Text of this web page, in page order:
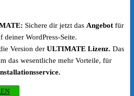
Sichere dir jetzt das Angebot für
deiner WordPress-Seite.
Version der ULTIMATE Lizenz. Das
das wesentliche mehr Vorteile, für